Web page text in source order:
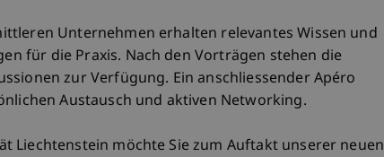
Unternehmen erhalten relevantes Wissen und
für die Praxis. Nach den Vorträgen stehen die
zur Verfügung. Ein anschliessender Apéro
Austausch und aktiven Networking.
Liechtenstein möchte Sie zum Auftakt unserer neuen